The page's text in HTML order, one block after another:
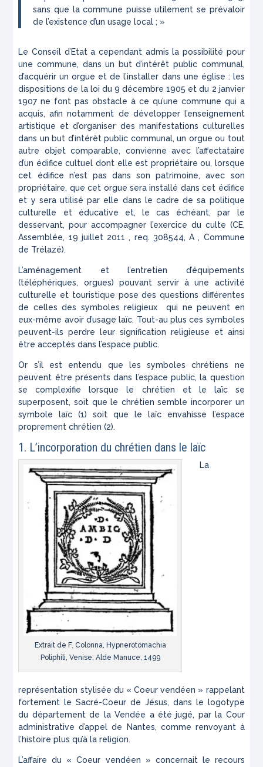
sans que la commune puisse utilement se prévaloir
de l’existence d’un usage local ; »
Le Conseil d’Etat a cependant admis la possibilité pour
une commune, dans un but d’intérêt public communal,
d’acquérir un orgue et de l’installer dans une église : les
dispositions de la loi du 9 décembre 1905 et du 2 janvier
1907 ne font pas obstacle à ce qu’une commune qui a
acquis, afin notamment de développer l’enseignement
artistique et d’organiser des manifestations culturelles
dans un but d’intérêt public communal, un orgue ou tout
autre objet comparable, convienne avec l’affectataire
d’un édifice cultuel dont elle est propriétaire ou, lorsque
cet édifice n’est pas dans son patrimoine, avec son
propriétaire, que cet orgue sera installé dans cet édifice
et y sera utilisé par elle dans le cadre de sa politique
culturelle et éducative et, le cas échéant, par le
desservant, pour accompagner l’exercice du culte (CE,
Assemblée, 19 juillet 2011 , req. 308544, A , Commune
de Trélazé).
L’aménagement et l’entretien d’équipements
(téléphériques, orgues) pouvant servir à une activité
culturelle et touristique pose des questions différentes
de celles des symboles religieux qui ne peuvent en
eux-même avoir d’usage laïc. Tout-au plus ces symboles
peuvent-ils perdre leur signification religieuse et ainsi
être acceptés dans l’espace public.
Or s’il est entendu que les symboles chrétiens ne
peuvent être présents dans l’espace public, la question
se complexifie lorsque le chrétien et le laïc se
superposent, soit que le chrétien semble incorporer un
symbole laïc (1) soit que le laïc envahisse l’espace
proprement chrétien (2).
1. L’incorporation du chrétien dans le laïc
Extrait de F. Colonna, Hypnerotomachia
Poliphili, Venise, Alde Manuce, 1499
La
représentation stylisée du « Coeur vendéen » rappelant
fortement le Sacré-Coeur de Jésus, dans le logotype
du département de la Vendée a été jugé, par la Cour
administrative d’appel de Nantes, comme renvoyant à
l’histoire plus qu’à la religion.
L’affaire du « Coeur vendéen » concernait le recours